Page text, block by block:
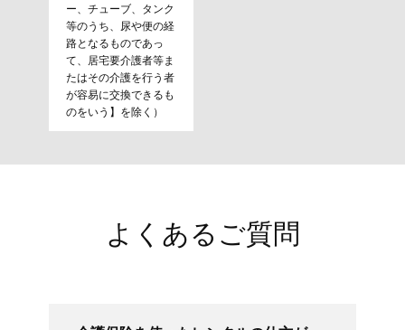
ー、チューブ、タンク
等のうち、尿や便の経
路となるものであっ
て、居宅要介護者等ま
たはその介護を行う者
が容易に交換できるも
のをいう】を除く）
よくあるご質問